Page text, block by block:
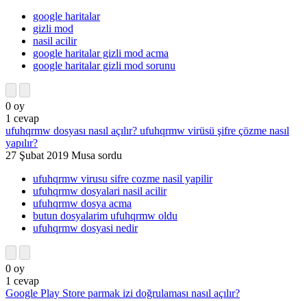
google haritalar
gizli mod
nasil acilir
google haritalar gizli mod acma
google haritalar gizli mod sorunu
0 oy
1 cevap
ufuhqrmw dosyası nasıl açılır? ufuhqrmw virüsü şifre çözme nasıl
yapılır?
27 Şubat 2019 Musa sordu
ufuhqrmw virusu sifre cozme nasil yapilir
ufuhqrmw dosyalari nasil acilir
ufuhqrmw dosya acma
butun dosyalarim ufuhqrmw oldu
ufuhqrmw dosyasi nedir
0 oy
1 cevap
Google Play Store parmak izi doğrulaması nasıl açılır?